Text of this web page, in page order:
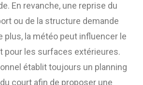
En revanche, une reprise du
ou de la structure demande
plus, la météo peut influencer le
pour les surfaces extérieures.
établit toujours un planning
court afin de proposer une